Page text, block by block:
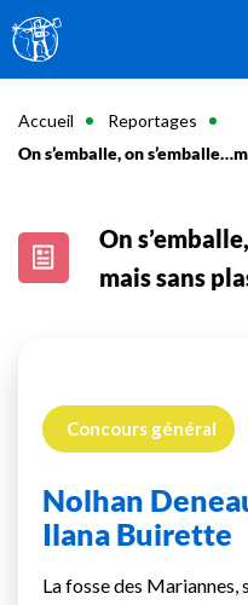
Accueil
Reportages
On s’emballe, on
On
mais sans
Concours général
Nolhan
Ilana Buirette
La fosse des Mariannes,